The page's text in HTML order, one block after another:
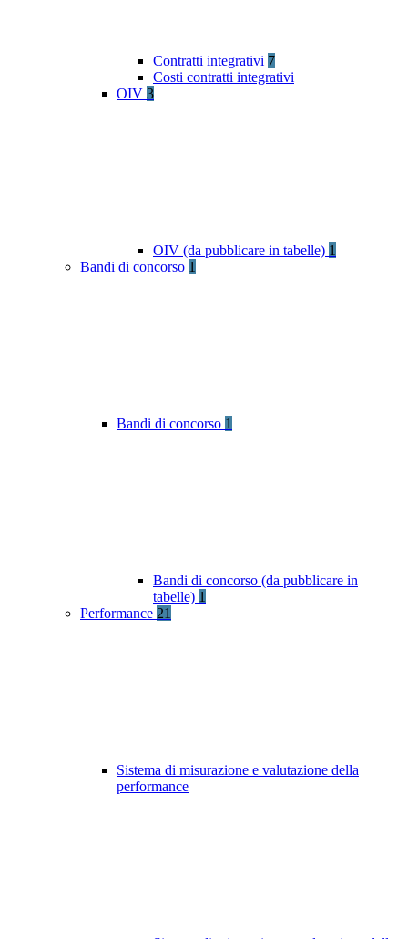
Contratti integrativi 7
Costi contratti integrativi
OIV 3
OIV (da pubblicare in tabelle) 1
Bandi di concorso 1
Bandi di concorso 1
Bandi di concorso (da pubblicare in
tabelle) 1
Performance 21
Sistema di misurazione e valutazione della
performance